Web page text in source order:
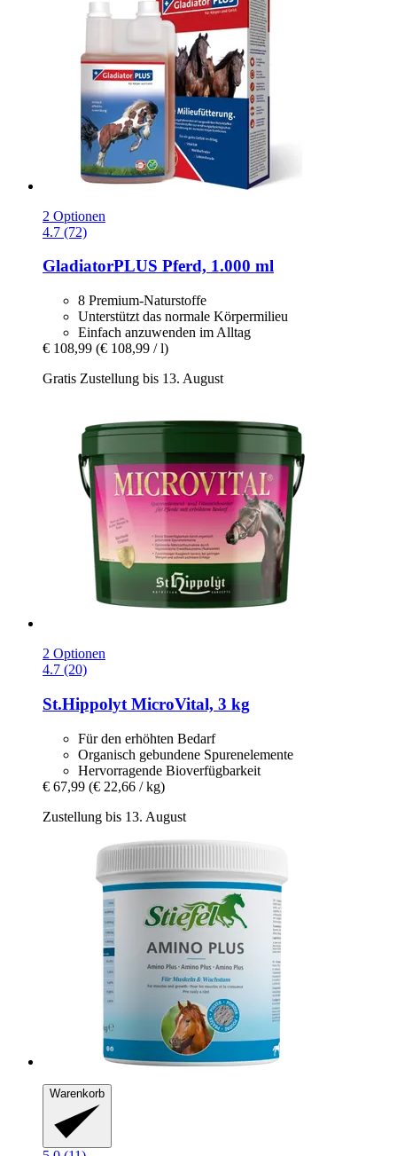
2 Optionen
4.7 (72)
GladiatorPLUS Pferd, 1.000 ml
8 Premium-Naturstoffe
Unterstützt das normale Körpermilieu
Einfach anzuwenden im Alltag
€ 108,99 (€ 108,99 / l)
Gratis Zustellung bis 13. August
2 Optionen
4.7 (20)
St.Hippolyt MicroVital, 3 kg
Für den erhöhten Bedarf
Organisch gebundene Spurenelemente
Hervorragende Bioverfügbarkeit
€ 67,99 (€ 22,66 / kg)
Zustellung bis 13. August
Warenkorb